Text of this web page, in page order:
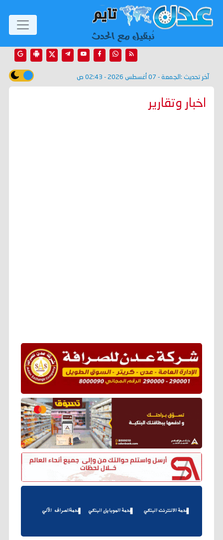
آخر تحديث : الجمعة - 07 أغسطس 2026 - 02:43 ص
اخبار وتقارير